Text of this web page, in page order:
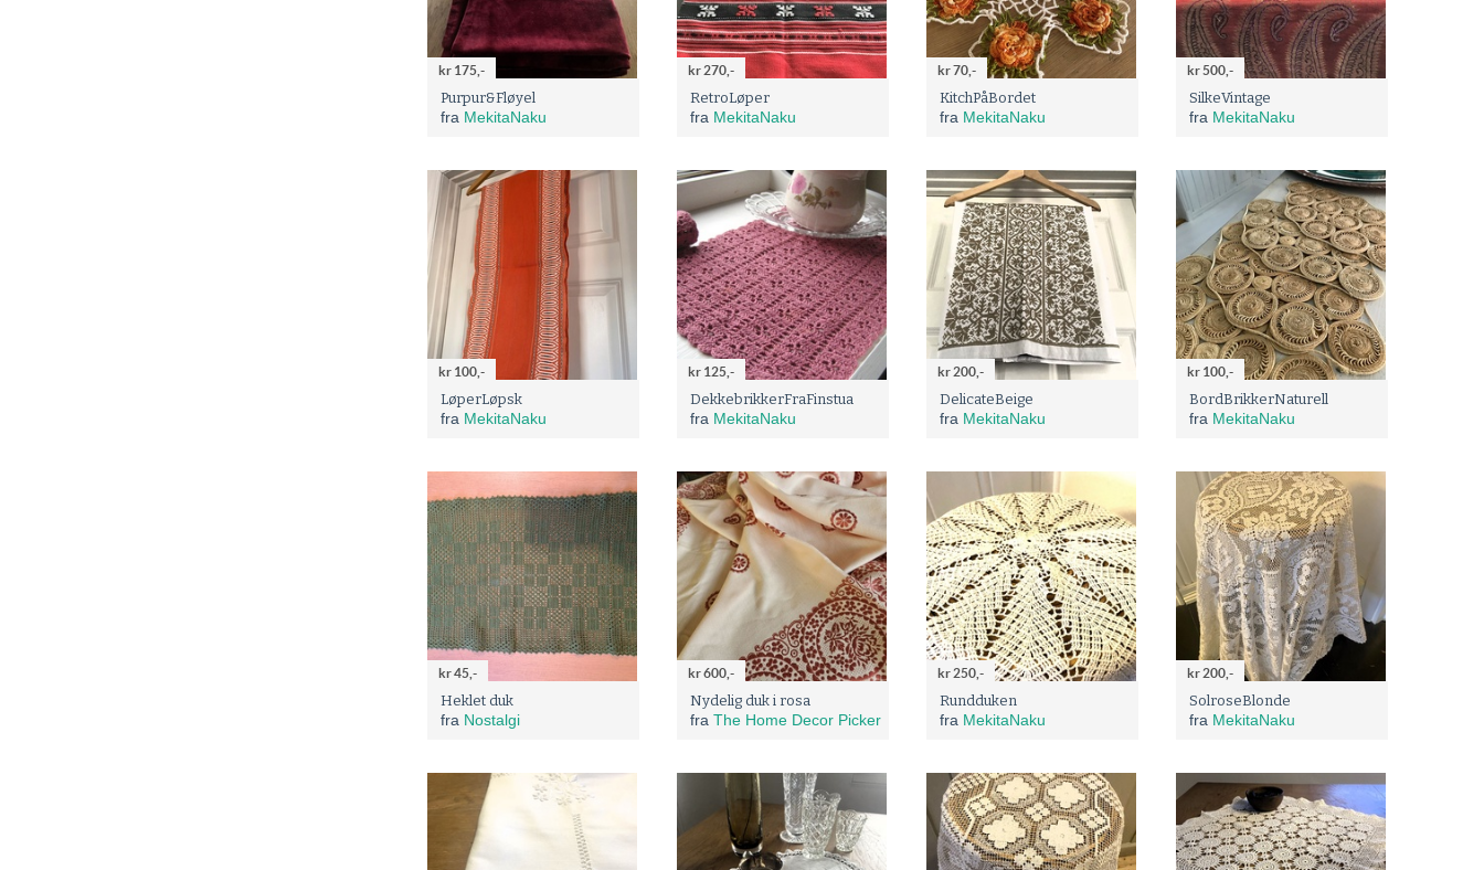
kr 175,-
Purpur&Fløyel
fra MekitaNaku
kr 270,-
RetroLøper
fra MekitaNaku
kr 70,-
KitchPåBordet
fra MekitaNaku
kr 500,-
SilkeVintage
fra MekitaNaku
kr 100,-
LøperLøpsk
fra MekitaNaku
kr 125,-
DekkebrikkerFraFinstua
fra MekitaNaku
kr 200,-
DelicateBeige
fra MekitaNaku
kr 100,-
BordBrikkerNaturell
fra MekitaNaku
kr 45,-
Heklet duk
fra Nostalgi
kr 600,-
Nydelig duk i rosa
fra The Home Decor Picker
kr 250,-
Rundduken
fra MekitaNaku
kr 200,-
SolroseBlonde
fra MekitaNaku